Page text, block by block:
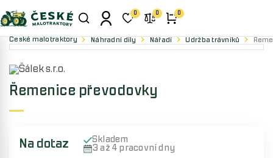
0 0 0
České malotraktory Náhradní díly Nářadí Údržba trávníků
Řemenice převodovky
Na dotaz
Skladem
3 až 4 pracovní dny